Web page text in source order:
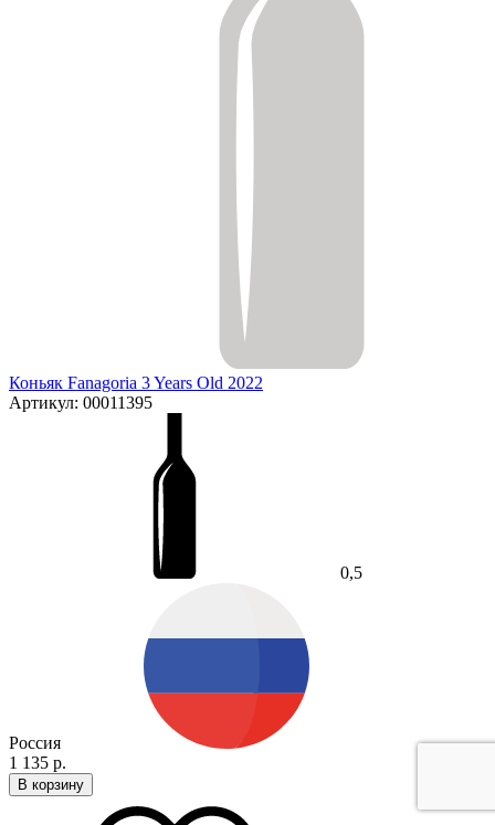
Коньяк Fanagoria 3 Years Old 2022
Артикул: 00011395
0,5
Россия
1 135 р.
В корзину